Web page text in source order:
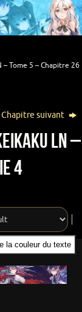
– Tome 5 – Chapitre 26
Chapitre suivant
LN –
4
de la couleur du texte